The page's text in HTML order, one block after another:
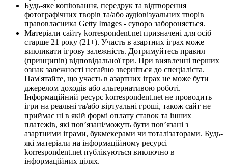
Будь-яке копіювання, передрук та відтворення
фотографічних творів та/або аудіовізуальних творів
правовласника Getty Images - суворо забороняється.
Матеріали сайту korrespondent.net призначені для осіб
старше 21 року (21+). Участь в азартних іграх може
викликати ігрову залежність. Дотримуйтесь правил
(принципів) відповідальної гри. При виявленні перших
ознак залежності негайно зверніться до спеціаліста.
Пам'ятайте, що участь в азартних іграх не може бути
джерелом доходів або альтернативою роботі.
Інформаційний ресурс korrespondent.net не проводить
ігри на реальні та/або віртуальні гроші, також сайт не
приймає ні в якій формі оплату ставок та інших
платежів, які пов’язані/можуть бути пов’язані з
азартними іграми, букмекерами чи тоталізаторами. Будь-
які матеріали на інформаційному ресурсі
korrespondent.net публікуються виключно в
інформаційних цілях.